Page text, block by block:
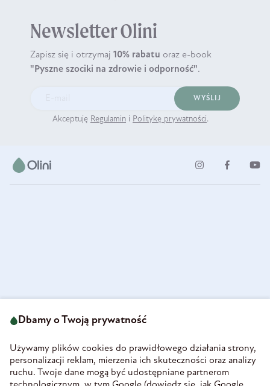
Newsletter Olini
Zapisz się i otrzymaj 10% rabatu oraz e-book
"Pyszne szociki na zdrowie i odporność".
WYŚLIJ
Akceptuję Regulamin i Politykę prywatności.
58-160 Świebodzice
REGON 890213034
INFORMACJE
Dbamy o Twoją prywatność
Używamy plików cookies do prawidłowego działania strony,
personalizacji reklam, mierzenia ich skuteczności oraz analizy
ruchu. Twoje dane mogą być udostępniane partnerom